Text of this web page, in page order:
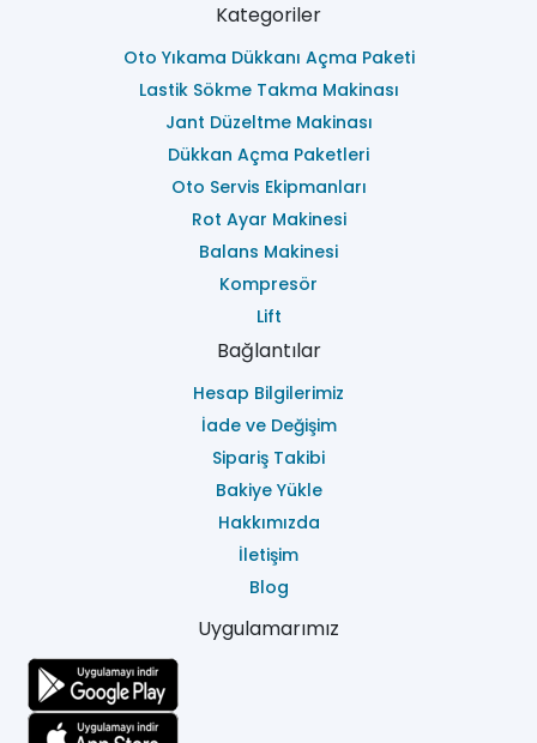
Kategoriler
Oto Yıkama Dükkanı Açma Paketi
Lastik Sökme Takma Makinası
Jant Düzeltme Makinası
Dükkan Açma Paketleri
Oto Servis Ekipmanları
Rot Ayar Makinesi
Balans Makinesi
Kompresör
Lift
Bağlantılar
Hesap Bilgilerimiz
İade ve Değişim
Sipariş Takibi
Bakiye Yükle
Hakkımızda
İletişim
Blog
Uygulamarımız